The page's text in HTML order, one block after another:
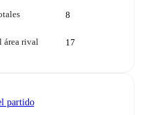
8
área rival 17
partido